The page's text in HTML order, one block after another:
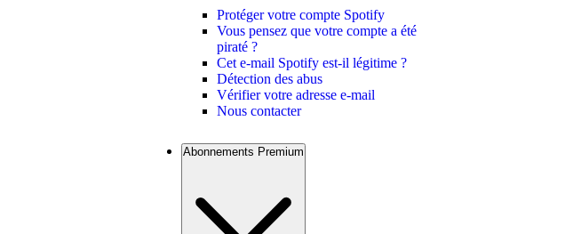
Protéger votre compte Spotify
Vous pensez que votre compte a été
piraté ?
Cet e-mail Spotify est-il légitime ?
Détection des abus
Vérifier votre adresse e-mail
Nous contacter
Abonnements Premium